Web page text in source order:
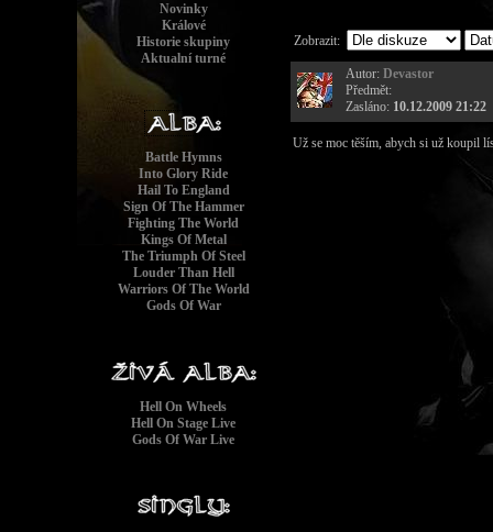
Novinky
Králové
Historie skupiny
Aktualní turné
Battle Hymns
Into Glory Ride
Hail To England
Sign Of The Hammer
Fighting The World
Kings Of Metal
The Triumph Of Steel
Louder Than Hell
Warriors Of The World
Gods Of War
Hell On Wheels
Hell On Stage Live
Gods Of War Live
Zobrazit:
Autor: Devastor
Předmět:
Zasláno: 10.12.2009 21:22
Už se moc těším, abych si už koupil